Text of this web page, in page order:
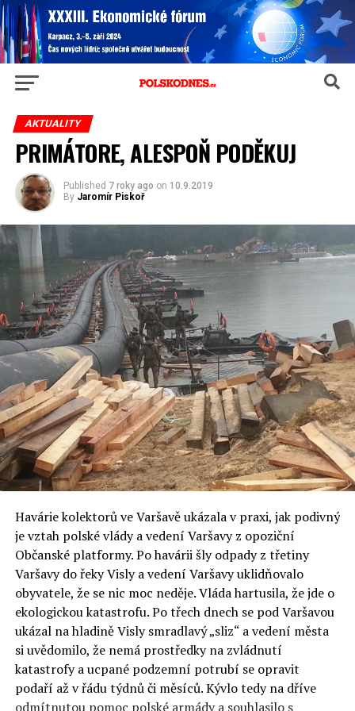
AKTUALITY
PRIMÁTORE, ALESPOŇ PODĚKUJ
Published 7 roky ago on 10.9.2019
By Jaromír Piskoř
Havárie kolektorů ve Varšavě ukázala v praxi, jak podivný
je vztah polské vlády a vedení Varšavy z opoziční
Občanské platformy. Po havárii šly odpady z třetiny
Varšavy do řeky Visly a vedení Varšavy uklidňovalo
obyvatele, že se nic moc neděje. Vláda hartusila, že jde o
ekologickou katastrofu. Po třech dnech se pod Varšavou
ukázal na hladině Visly smradlavý „sliz“ a vedení města
si uvědomilo, že nemá prostředky na zvládnutí
katastrofy a ucpané podzemní potrubí se opravit
podaří až v řádu týdnů či měsíců. Kývlo tedy na dříve
odmítnutou pomoc polské armády a souhlasilo s